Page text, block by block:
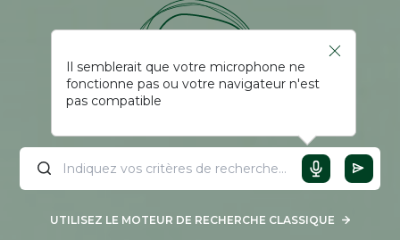
Il semblerait que votre microphone ne
fonctionne pas ou votre navigateur n'est
pas compatible
UTILISEZ LE MOTEUR DE RECHERCHE CLASSIQUE